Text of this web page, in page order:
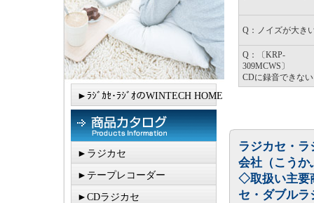
►ﾗｼﾞｶｾ･ﾗｼﾞｵのWINTECH HOME
►ラジカセ
►テープレコーダー
►CDラジカセ
Q：ノイズが大き
Q：〔KRP-
309MCWS〕
CDに録音できない
ラジカセ・ラ
会社（こうか
◇取扱い主要
セ・ダブル